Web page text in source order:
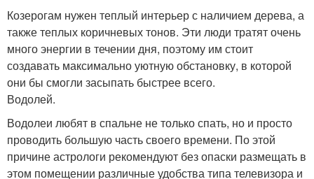
Козерогам нужен теплый интерьер с наличием дерева, а
также теплых коричневых тонов. Эти люди тратят очень
много энергии в течении дня, поэтому им стоит
создавать максимально уютную обстановку, в которой
они бы смогли засыпать быстрее всего.
Водолей.
Водолеи любят в спальне не только спать, но и просто
проводить большую часть своего времени. По этой
причине астрологи рекомендуют без опаски размещать в
этом помещении различные удобства типа телевизора и